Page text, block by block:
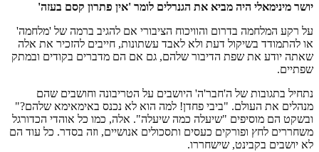
יושר מינימאלי היה מביא את הגנרלים לומר 'אין פתרון קסם בעזה'
על רקע המלחמה בדרום והוויכוח הציבורי אם להגיב ברמה של 'מלחמה'
או להתמודד בשיקול דעת ולא לאבד עשתונות, חייבים להזכיר את אלה
שאתה יודע את שפת הדיבור שלהם, גם אם הם מדברים בקודים ובמתק
שפתיים.
נתחיל בתגובות של ה'חבר'ה' היושבים על הטריבונה וחושבים שהם
מנהלים את העולם. "ביבי פחדן! למה הוא לא נכנס באימאימא שלהם?"
ובשקט הם מוסיפים "שיעלה כמה שיעלה". אלה, כמו כל אוהדי הכדורגל
משחררים לחץ ופורקים כעסים ותסכולים אנושיים, וזה בסדר. כל עוד הם
לא יושבים בקבינט, שישחררו.